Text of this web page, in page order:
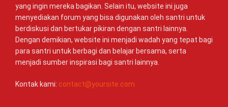
yang ingin mereka bagikan. Selain itu, website ini juga
menyediakan forum yang bisa digunakan oleh santri untuk
berdiskusi dan bertukar pikiran dengan santri lainnya.
Dengan demikian, website ini menjadi wadah yang tepat bagi
para santri untuk berbagi dan belajar bersama, serta
menjadi sumber inspirasi bagi santri lainnya.
Kontak kami: contact@yoursite.com